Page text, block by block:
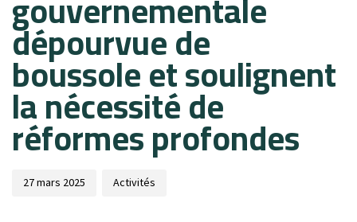
dépourvue de
boussole et soulignent
la nécessité de
réformes profondes
27 mars 2025 Activités